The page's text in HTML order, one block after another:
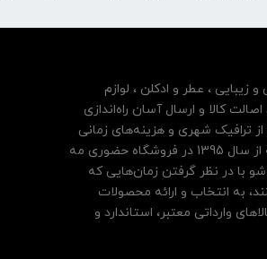
زیبایی ، عطر و ادکلن ، لوازم
کالا و ارسال آسان راه‌اندازی
ترافیک شهری و هزینه‌های زمانی
مشتریان خود بها داده و فروشگاه اینترنتی خود را بر پایه سال‌ها تجربه از سال 1395 در فروشگاه حضوری مه
با در نظر گرفتن زمان‌هایی که
به انتخاب و ارائه محصولات
وارداتی معتبر، استاندارد و